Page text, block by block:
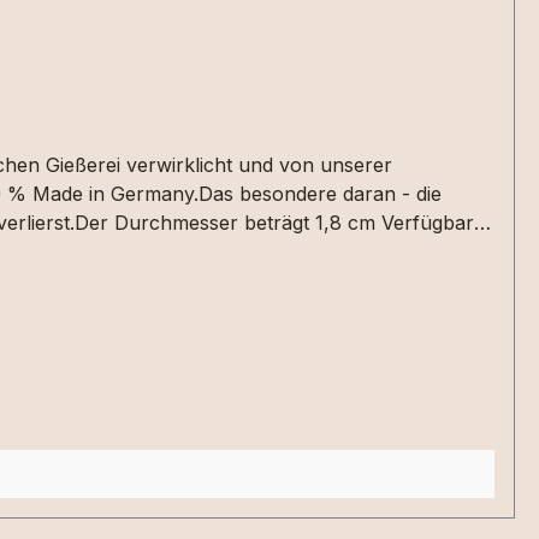
Durchmesser beträgt 1,8 cm Verfügbar
mit Blattsilber dargestellt werden. Ausgewählt
Symbol 20 €Auch ein gedruckter Text kann